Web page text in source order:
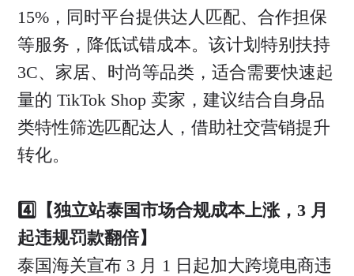
15%，同时平台提供达人匹配、合作担保
等服务，降低试错成本。该计划特别扶持
3C、家居、时尚等品类，适合需要快速起
量的 TikTok Shop 卖家，建议结合自身品
类特性筛选匹配达人，借助社交营销提升
转化。
4️⃣【独立站泰国市场合规成本上涨，3 月
起违规罚款翻倍】
泰国海关宣布 3 月 1 日起加大跨境电商违